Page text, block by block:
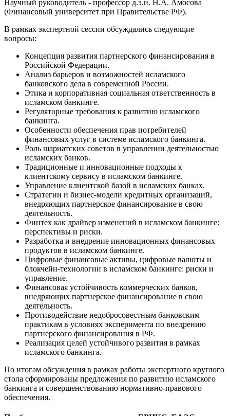
Научный руководитель - профессор д.э.н. Н.А. Амосова
(Финансовый университет при Правительстве РФ).
В рамках экспертной сессии обсуждались следующие
вопросы:
Концепция развития партнерского финансирования в
Российской Федерации.
Анализ барьеров и возможностей исламского
банковского дела в современной России.
Этика и корпоративная социальная ответственность в
исламском банкинге.
Регуляторные требования к развитию исламского
банкинга.
Особенности обеспечения прав потребителей
финансовых услуг в системе исламского банкинга.
Роль шариатских советов в управлении деятельностью
исламских банков.
Традиционные и инновационные подходы к
клиентскому сервису в исламском банкинге.
Управление клиентской базой в исламских банках.
Стратегии и бизнес-модели кредитных организаций,
внедряющих партнерское финансирование в свою
деятельность.
Финтех как драйвер изменений в исламском банкинге:
перспективы и риски.
Разработка и внедрение инновационных финансовых
продуктов в исламском банкинге.
Цифровые финансовые активы, цифровые валюты и
блокчейн-технологии в исламском банкинге: риски и
управление.
Финансовая устойчивость коммерческих банков,
внедряющих партнерское финансирование в свою
деятельность.
Противодействие недобросовестным банковским
практикам в условиях эксперимента по внедрению
партнерского финансирования в РФ.
Реализация целей устойчивого развития в рамках
исламского банкинга.
По итогам обсуждения в рамках работы экспертного круглого
стола сформированы предложения по развитию исламского
банкинга и совершенствованию нормативно-правового
обеспечения.